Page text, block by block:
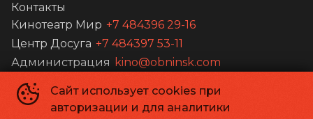
Сайт использует cookies при
авторизации и для аналитики
Контакты
Кинотеатр Мир +7 484396 29-16
Центр Досуга +7 484397 53-11
Администрация kino@obninsk.com
МБУ "КДЦ "МИР"©2002-2026